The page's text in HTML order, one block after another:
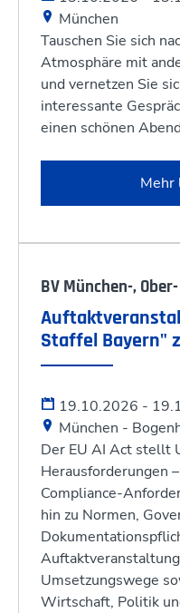
München
Tauschen Sie sich
Atmosphäre mit
und vernetzen Sie
interessante
einen schönen
Mehr
BV München-,
Staffel Bayern"
19.10.2026 -
München -
Der EU AI Act stellt
Herausforderungen
Compliance-
hin zu Normen,
Umsetzungswege
Wirtschaft, Politik